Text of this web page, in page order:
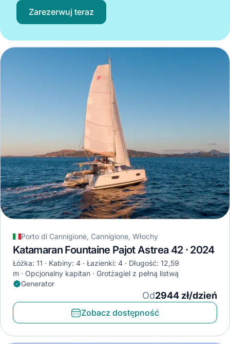
Zarezerwuj teraz
Porto di Cannigione, Cannigione, Włochy
Katamaran Fountaine Pajot Astrea 42 · 2024
Łóżka: 11 Kabiny: 4 Łazienki: 4
Długość: 12,59
m
Opcjonalny kapitan
Grotżagiel z pełną listwą
Generator
Od2944 zł/dzień
Zobacz dostępność